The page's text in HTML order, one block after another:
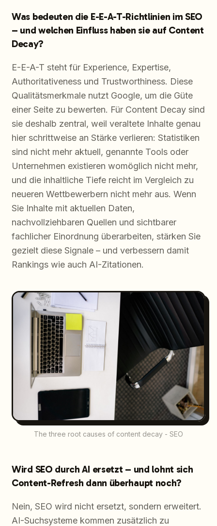
Was bedeuten die E-E-A-T-Richtlinien im SEO
– und welchen Einfluss haben sie auf Content
Decay?
E-E-A-T steht für Experience, Expertise,
Authoritativeness und Trustworthiness. Diese
Qualitätsmerkmale nutzt Google, um die Güte
einer Seite zu bewerten. Für Content Decay sind
sie deshalb zentral, weil veraltete Inhalte genau
hier schrittweise an Stärke verlieren: Statistiken
sind nicht mehr aktuell, genannte Tools oder
Unternehmen existieren womöglich nicht mehr,
und die inhaltliche Tiefe reicht im Vergleich zu
neueren Wettbewerbern nicht mehr aus. Wenn
Sie Inhalte mit aktuellen Daten,
nachvollziehbaren Quellen und sichtbarer
fachlicher Einordnung überarbeiten, stärken Sie
gezielt diese Signale – und verbessern damit
Rankings wie auch AI-Zitationen.
The three root causes of content decay - SEO
Wird SEO durch AI ersetzt – und lohnt sich
Content-Refresh dann überhaupt noch?
Nein, SEO wird nicht ersetzt, sondern erweitert.
AI-Suchsysteme kommen zusätzlich zu